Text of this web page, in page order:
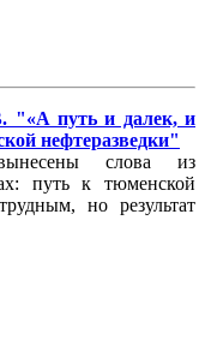
"«А путь и далек, и
нефтеразведки"
слова из
путь к тюменской
но результат